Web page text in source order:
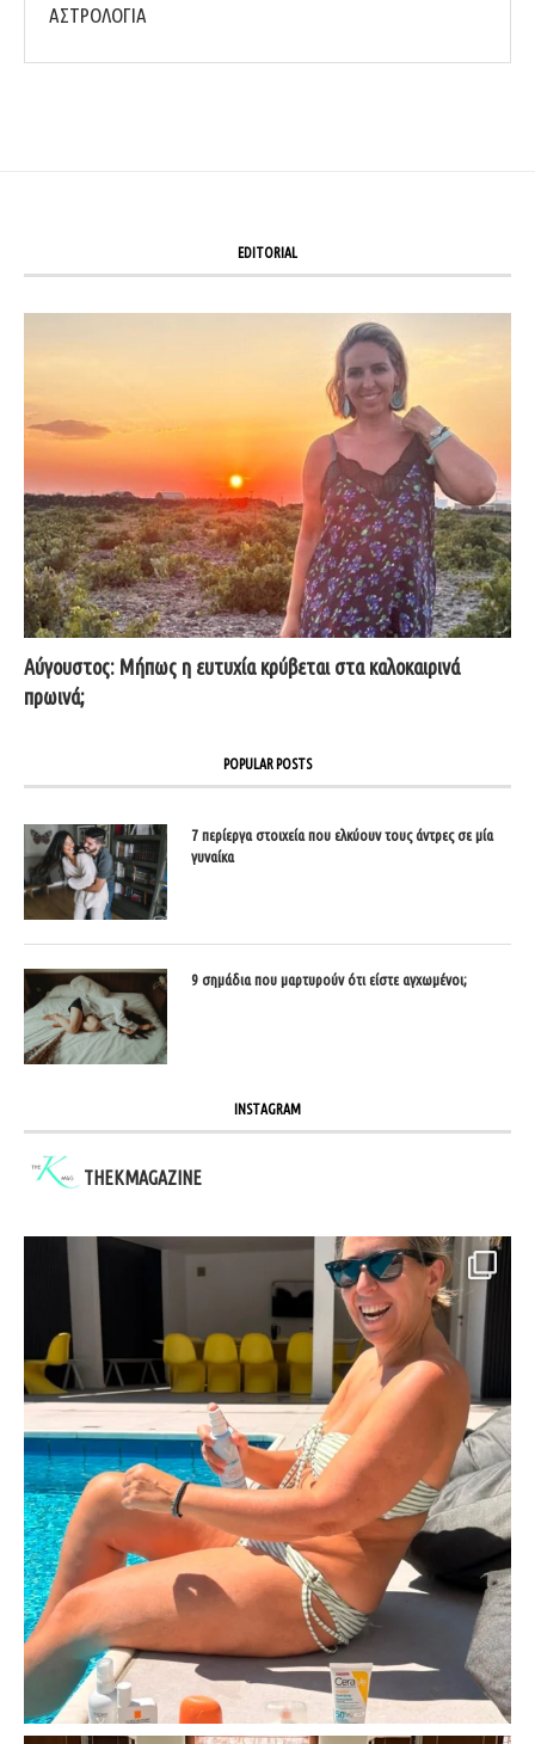
ΑΣΤΡΟΛΟΓΙΑ
EDITORIAL
Αύγουστος: Μήπως η ευτυχία κρύβεται στα καλοκαιρινά
πρωινά;
POPULAR POSTS
7 περίεργα στοιχεία που ελκύουν τους άντρες σε μία
γυναίκα
9 σημάδια που μαρτυρούν ότι είστε αγχωμένοι;
INSTAGRAM
THEKMAGAZINE